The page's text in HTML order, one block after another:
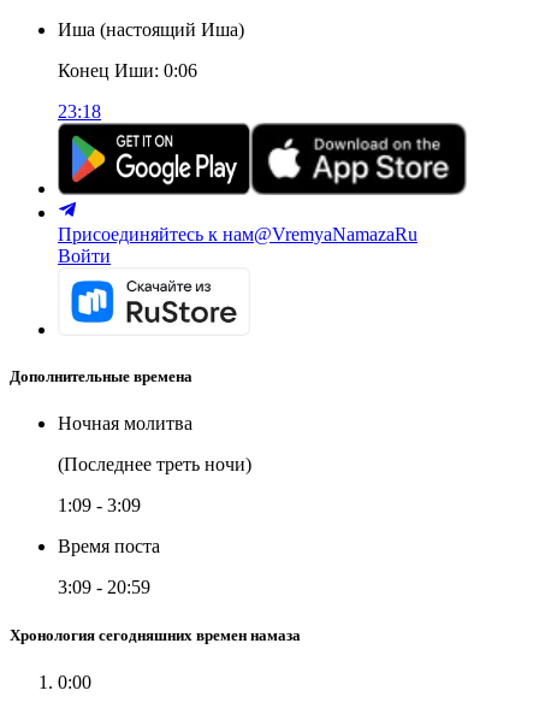
Иша (настоящий Иша)
Конец Иши: 0:06
23:18
Присоединяйтесь к нам@VremyaNamazaRu
Войти
Дополнительные времена
Ночная молитва
(Последнее треть ночи)
1:09 - 3:09
Время поста
3:09 - 20:59
Хронология сегодняшних времен намаза
0:00